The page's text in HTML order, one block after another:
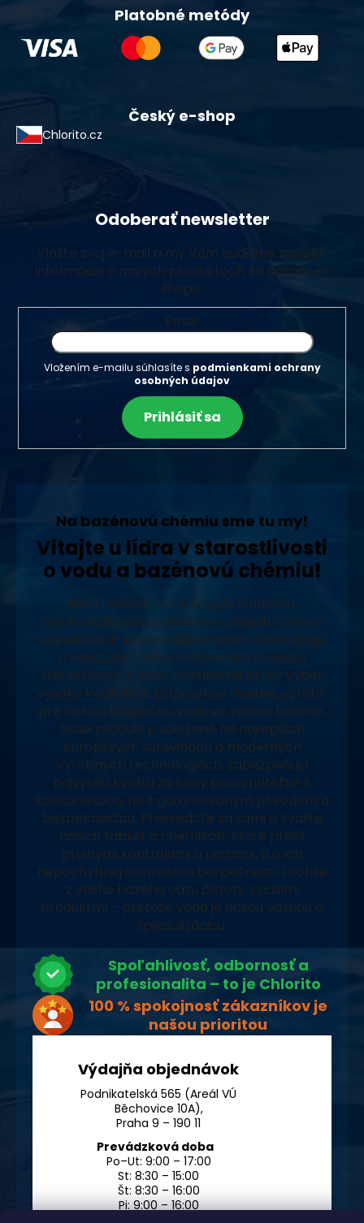
Platobné metódy
Český e-shop
Chlorito.cz
Odoberať newsletter
Vložte svoj e-mail a my Vám budeme zasielať
informácie o nových produktoch na našom e-
shope.
Email
Vložením e-mailu súhlasíte s podmienkami ochrany
osobných údajov
Prihlásiť sa
Na bazénovú chémiu sme tu my!
Vitajte u lídra v starostlivosti
o vodu a bazénovú chémiu!
Naša rodinná firma sa pýši tradíciou,
vysokoškolským vzdelaním v oblasti čistiarní
odpadových vôd a vodárenských technológií
a neustálym zdokonaľovaním v oblasti
starostlivosti o vodu. Ponúkame široký výber
vysoko kvalitných prípravkov vlastnej výroby
pre čistú a bezpečnú vodu vo vašom bazéne.
Naše produkty, založené na najlepších
európskych surovinách a moderných
výrobných technológiách, zabezpečujú
najvyššiu kvalitu za ceny porovnateľné s
konkurenciou, no s garantovaným pôvodom a
bezpečnosťou. Presvedčte sa sami o kvalite
našich tabliet a chemikálií, ktoré prešli
prísnymi kontrolami a testami, a o ich
nepochybnej účinnosti a bezpečnosti. Urobte
z vášho bazéna oázu čistoty s našimi
produktmi – pretože voda je našou vášňou a
špecializáciou.
Spoľahlivosť, odbornosť a
profesionalita – to je Chlorito
100 % spokojnosť zákazníkov je
našou prioritou
Výdajňa objednávok
Podnikatelská 565 (Areál VÚ
Běchovice 10A),
Praha 9 – 190 11
Prevádzková doba
Po–Ut: 9:00 – 17:00
St: 8:30 – 15:00
Št: 8:30 – 16:00
Pi: 9:00 – 16:00